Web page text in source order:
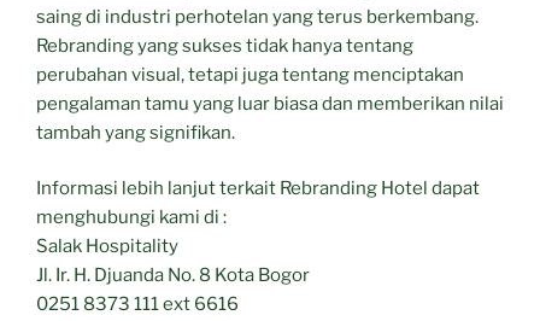
saing di industri perhotelan yang terus berkembang.
Rebranding yang sukses tidak hanya tentang
perubahan visual, tetapi juga tentang menciptakan
pengalaman tamu yang luar biasa dan memberikan nilai
tambah yang signifikan.
Informasi lebih lanjut terkait Rebranding Hotel dapat
menghubungi kami di :
Salak Hospitality
Jl. Ir. H. Djuanda No. 8 Kota Bogor
0251 8373 111 ext 6616